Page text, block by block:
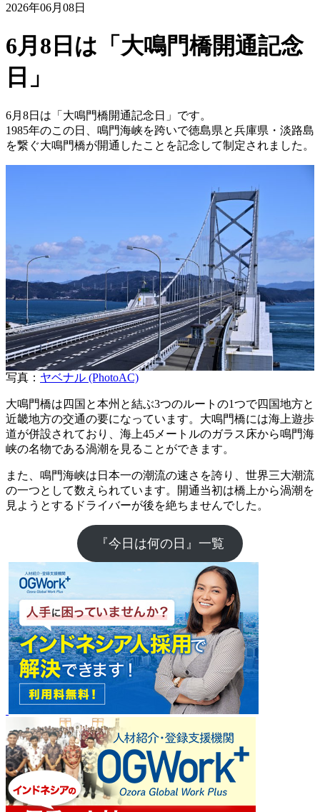
2026年06月08日
6月8日は「大鳴門橋開通記念
日」
6月8日は「大鳴門橋開通記念日」です。
1985年のこの日、鳴門海峡を跨いで徳島県と兵庫県・淡路島
を繋ぐ大鳴門橋が開通したことを記念して制定されました。
写真： ヤベナル (PhotoAC)
大鳴門橋は四国と本州と結ぶ3つのルートの1つで四国地方と
近畿地方の交通の要になっています。大鳴門橋には海上遊歩
道が併設されており、海上45メートルのガラス床から鳴門海
峡の名物である渦潮を見ることができます。
また、鳴門海峡は日本一の潮流の速さを誇り、世界三大潮流
の一つとして数えられています。開通当初は橋上から渦潮を
見ようとするドライバーが後を絶ちませんでした。
『今日は何の日』一覧